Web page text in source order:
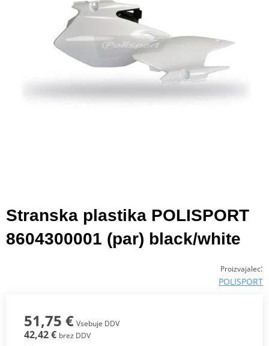
Stranska plastika POLISPORT
8604300001 (par) black/white
Proizvajalec:
POLISPORT
51,75 € Vsebuje DDV
42,42 € brez DDV